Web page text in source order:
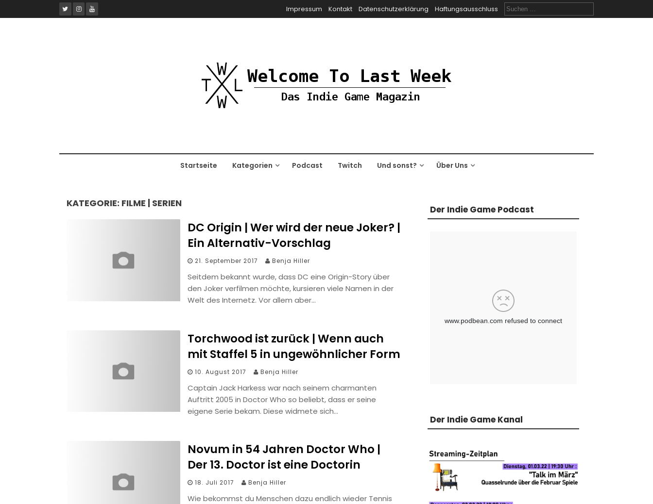
to
Impressum Kontakt Datenschutzerklärung Haftungsausschluss
Suchen
nach:
Startseite Kategorien Podcast Twitch Und sonst? Über Uns
KATEGORIE: FILME | SERIEN
DC Origin | Wer wird der neue Joker? |
Ein Alternativ-Vorschlag
21. September 2017 Benja Hiller
Seitdem bekannt wurde, dass DC eine Origin-Story über
den Joker verfilmen möchte, kursieren viele Namen in der
Welt des Internetz. Vor allem aber…
Torchwood ist zurück | Wenn auch
mit Staffel 5 in ungewöhnlicher Form
10. August 2017 Benja Hiller
Captain Jack Harkess war nach seinem charmanten
Auftritt 2005 in Doctor Who so beliebt, dass er seine
eigene Serie bekam. Diese widmete sich…
Novum in 54 Jahren Doctor Who |
Der 13. Doctor ist eine Doctorin
18. Juli 2017 Benja Hiller
Wie bekommst du Menschen dazu endlich wieder Tennis
Der Indie Game Podcast
Der Indie Game Kanal